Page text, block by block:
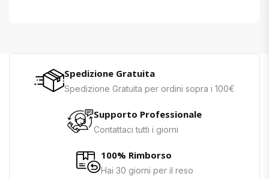
Spedizione Gratuita
Spedizione Gratuita per ordini sopra i 100€
Supporto Professionale
Contattaci tutti i giorni
100% Rimborso
Hai 30 giorni per il reso